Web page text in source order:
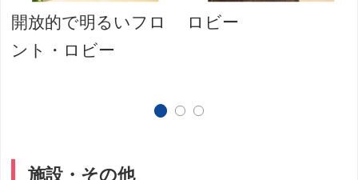
開放的で明るいフロ
ント・ロビー
ロビー
施設・その他